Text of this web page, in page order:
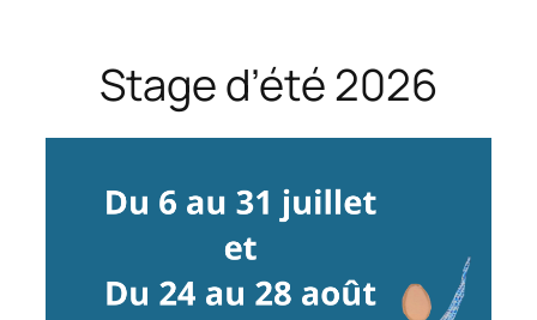
Stage d’été 2026